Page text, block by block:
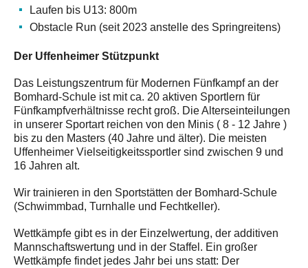
Laufen bis U13: 800m
Obstacle Run (seit 2023 anstelle des Springreitens)
Der Uffenheimer Stützpunkt
Das Leistungszentrum für Modernen Fünfkampf an der
Bomhard-Schule ist mit ca. 20 aktiven Sportlern für
Fünfkampfverhältnisse recht groß. Die Alterseinteilungen
in unserer Sportart reichen von den Minis ( 8 - 12 Jahre )
bis zu den Masters (40 Jahre und älter). Die meisten
Uffenheimer Vielseitigkeitssportler sind zwischen 9 und
16 Jahren alt.
Wir trainieren in den Sportstätten der Bomhard-Schule
(Schwimmbad, Turnhalle und Fechtkeller).
Wettkämpfe gibt es in der Einzelwertung, der additiven
Mannschaftswertung und in der Staffel. Ein großer
Wettkämpfe findet jedes Jahr bei uns statt: Der